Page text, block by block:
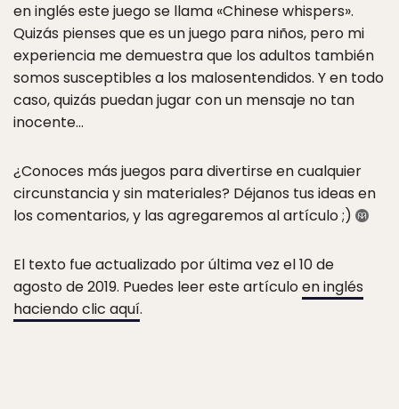
en inglés este juego se llama «Chinese whispers».
Quizás pienses que es un juego para niños, pero mi
experiencia me demuestra que los adultos también
somos susceptibles a los malosentendidos. Y en todo
caso, quizás puedan jugar con un mensaje no tan
inocente…
¿Conoces más juegos para divertirse en cualquier
circunstancia y sin materiales? Déjanos tus ideas en
los comentarios, y las agregaremos al artículo ;)
El texto fue actualizado por última vez el 10 de
agosto de 2019. Puedes leer este artículoen inglés
haciendo clic aquí.